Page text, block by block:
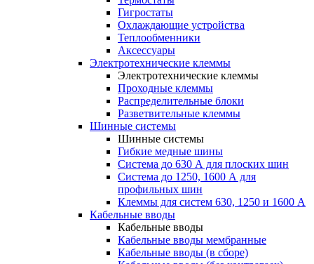
Гигростаты
Охлаждающие устройства
Теплообменники
Аксессуары
Электротехнические клеммы
Электротехнические клеммы
Проходные клеммы
Распределительные блоки
Разветвительные клеммы
Шинные системы
Шинные системы
Гибкие медные шины
Система до 630 А для плоских шин
Система до 1250, 1600 А для
профильных шин
Клеммы для систем 630, 1250 и 1600 А
Кабельные вводы
Кабельные вводы
Кабельные вводы мембранные
Кабельные вводы (в сборе)